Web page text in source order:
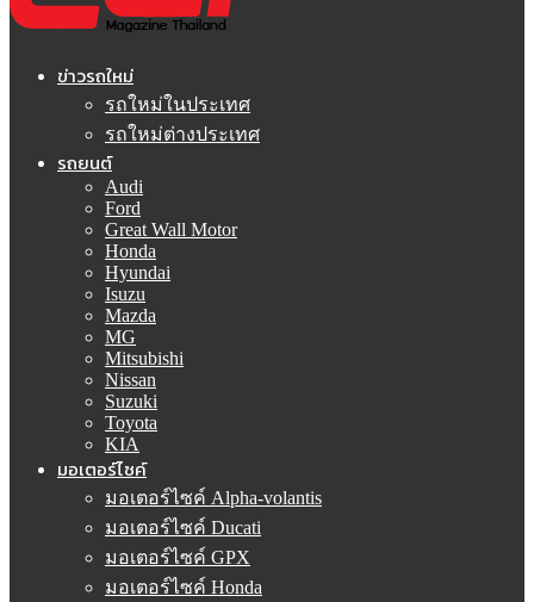
ข่าวรถใหม่
รถใหม่ในประเทศ
รถใหม่ต่างประเทศ
รถยนต์
Audi
Ford
Great Wall Motor
Honda
Hyundai
Isuzu
Mazda
MG
Mitsubishi
Nissan
Suzuki
Toyota
KIA
มอเตอร์ไซค์
มอเตอร์ไซค์ Alpha-volantis
มอเตอร์ไซค์ Ducati
มอเตอร์ไซค์ GPX
มอเตอร์ไซค์ Honda